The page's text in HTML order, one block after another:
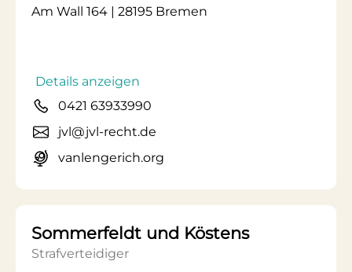
Am Wall 164 | 28195 Bremen
Details anzeigen
0421 63933990
jvl@jvl-recht.de
vanlengerich.org
Sommerfeldt und Köstens
Strafverteidiger